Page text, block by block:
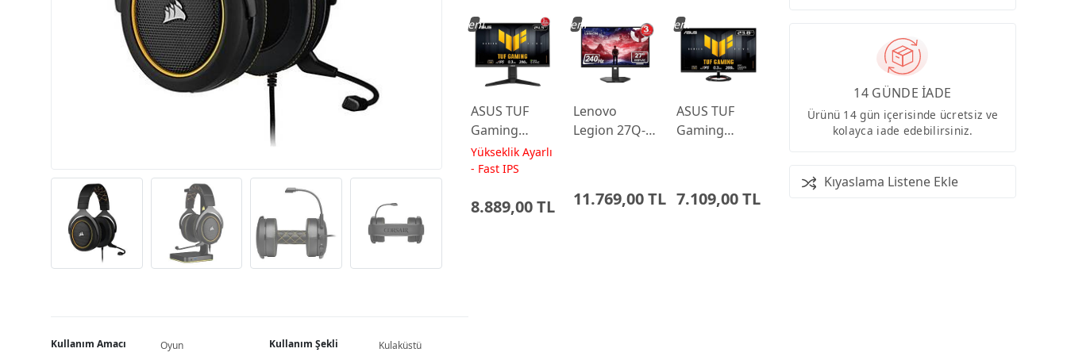
ASUS TUF
Gaming
VG259QL5A
24.5 0.3ms
IPS Yükseklik
Yükseklik Ayarlı
- Fast IPS
8.889,00 TL
Yeni
Lenovo
Legion 27Q-
Gaming
11.769,00 TL
Yeni
ASUS TUF
Gaming
IPS Monitor
7.109,00 TL
Yeni
14 GÜNDE İADE
Ürünü 14 gün içerisinde ücretsiz ve
kolayca iade edebilirsiniz.
Kıyaslama Listene Ekle
Kullanım Amacı Oyun Kullanım Şekli
Kulaküstü